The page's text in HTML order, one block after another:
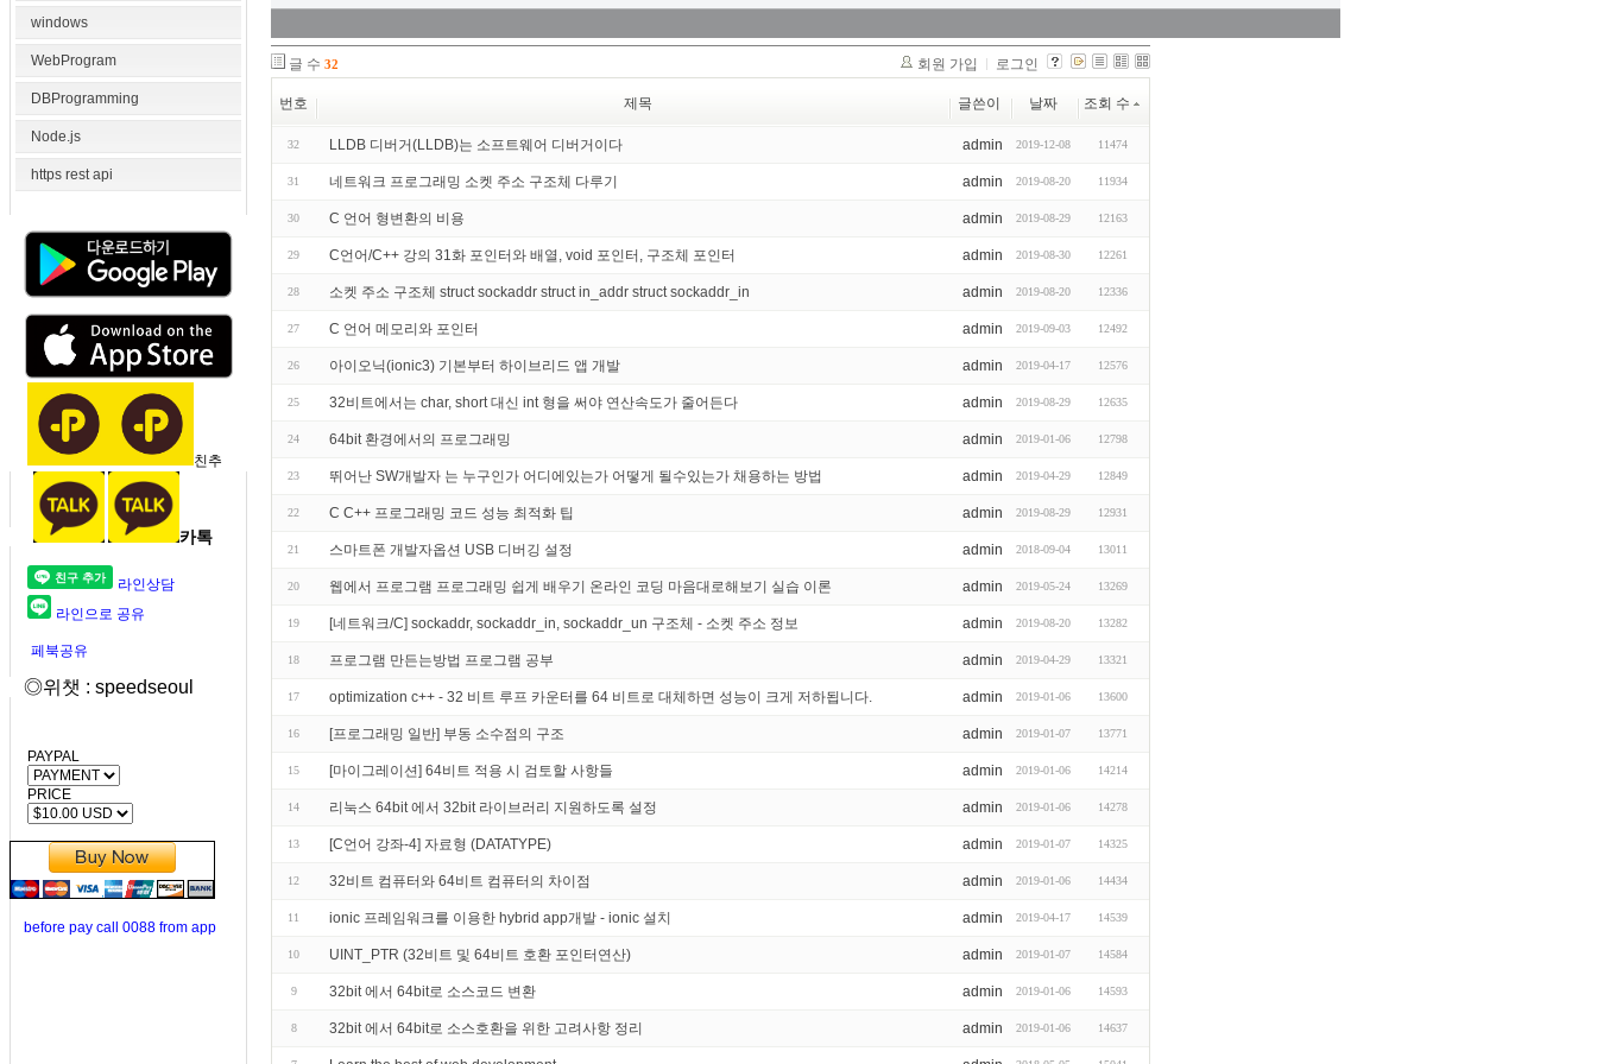
windows
WebProgram
DBProgramming
Node.js
https rest api
친추
카톡
라인상담
라인으로 공유
페북공유
◎위챗 : speedseoul
PAYPAL
PRICE
before pay call 0088 from app
글 수 32 회원 가입 로그인
번호 제목 글쓴이 날짜 조회 수
32 LLDB 디버거(LLDB)는 소프트웨어 디버거이다 admin 2019-12-08 11474
31 네트워크 프로그래밍 소켓 주소 구조체 다루기 admin 2019-08-20 11934
30 C 언어 형변환의 비용 admin 2019-08-29 12163
29 C언어/C++ 강의 31화 포인터와 배열, void 포인터, 구조체 포인터 admin 2019-08-30 12261
28 소켓 주소 구조체 struct sockaddr struct in_addr struct sockaddr_in admin 2019-08-20 12336
27 C 언어 메모리와 포인터 admin 2019-09-03 12492
26 아이오닉(ionic3) 기본부터 하이브리드 앱 개발 admin 2019-04-17 12576
25 32비트에서는 char, short 대신 int 형을 써야 연산속도가 줄어든다 admin 2019-08-29 12635
24 64bit 환경에서의 프로그래밍 admin 2019-01-06 12798
23 뛰어난 SW개발자 는 누구인가 어디에있는가 어떻게 될수있는가 채용하는 방법 admin 2019-04-29 12849
22 C C++ 프로그래밍 코드 성능 최적화 팁 admin 2019-08-29 12931
21 스마트폰 개발자옵션 USB 디버깅 설정 admin 2018-09-04 13011
20 웹에서 프로그램 프로그래밍 쉽게 배우기 온라인 코딩 마음대로해보기 실습 이론 admin 2019-05-24 13269
19 [네트워크/C] sockaddr, sockaddr_in, sockaddr_un 구조체 - 소켓 주소 정보 admin 2019-08-20 13282
18 프로그램 만든는방법 프로그램 공부 admin 2019-04-29 13321
17 optimization c++ - 32 비트 루프 카운터를 64 비트로 대체하면 성능이 크게 저하됩니다. admin 2019-01-06 13600
16 [프로그래밍 일반] 부동 소수점의 구조 admin 2019-01-07 13771
15 [마이그레이션] 64비트 적용 시 검토할 사항들 admin 2019-01-06 14214
14 리눅스 64bit 에서 32bit 라이브러리 지원하도록 설정 admin 2019-01-06 14278
13 [C언어 강좌-4] 자료형 (DATATYPE) admin 2019-01-07 14325
12 32비트 컴퓨터와 64비트 컴퓨터의 차이점 admin 2019-01-06 14434
11 ionic 프레임워크를 이용한 hybrid app개발 - ionic 설치 admin 2019-04-17 14539
10 UINT_PTR (32비트 및 64비트 호환 포인터연산) admin 2019-01-07 14584
9 32bit 에서 64bit로 소스코드 변환 admin 2019-01-06 14593
8 32bit 에서 64bit로 소스호환을 위한 고려사항 정리 admin 2019-01-06 14637